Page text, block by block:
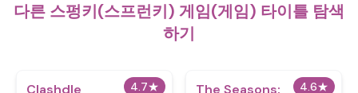
다른 스펑키(스프런키) 게임(게임) 타이틀 탐색
하기
4.7★
Clashdle 4.6★
The Seasons: